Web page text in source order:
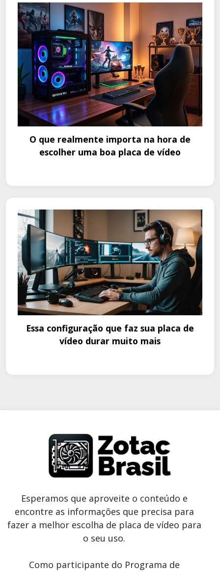
O que realmente importa na hora de
escolher uma boa placa de vídeo
Essa configuração que faz sua placa de
vídeo durar muito mais
Esperamos que aproveite o conteúdo e
encontre as informações que precisa para
fazer a melhor escolha de placa de vídeo para
o seu uso.
Como participante do Programa de